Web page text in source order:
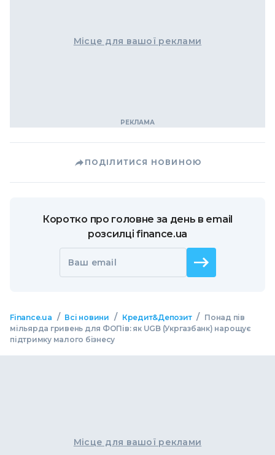
Місце для вашої реклами
ПОДІЛИТИСЯ НОВИНОЮ
Коротко про головне за день в email
розсилці finance.ua
Ваш email
Finance.ua / Всі новини / Кредит&Депозит / Понад пів
мільярда гривень для ФОПів: як UGB (Укргазбанк) нарощує
підтримку малого бізнесу
Місце для вашої реклами